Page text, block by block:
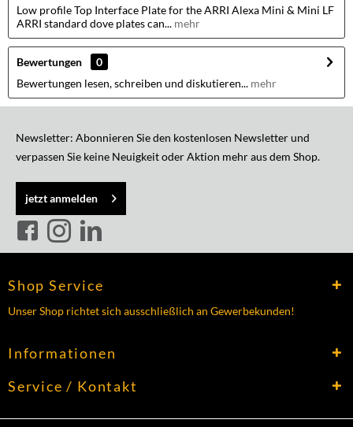
Low profile Top Interface Plate for the ARRI Alexa Mini & Mini LF
ARRI standard dove plates can... mehr
Bewertungen
0
Bewertungen lesen, schreiben und diskutieren... mehr
Newsletter: Abonnieren Sie den kostenlosen Newsletter und
verpassen Sie keine Neuigkeit oder Aktion mehr aus dem Shop.
jetzt anmelden
Shop Service
Unser Shop richtet sich ausschließlich an Gewerbekunden!
Informationen
Service / Kontakt